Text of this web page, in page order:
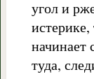
угол и
истерике,
начинает
туда,